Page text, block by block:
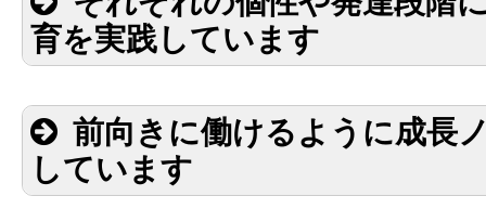
最大2時間まで時短にできます。
会社補助で昼食を用意してもらえ
好みのものを
育を実践しています
前向きに働けるように成長
しています